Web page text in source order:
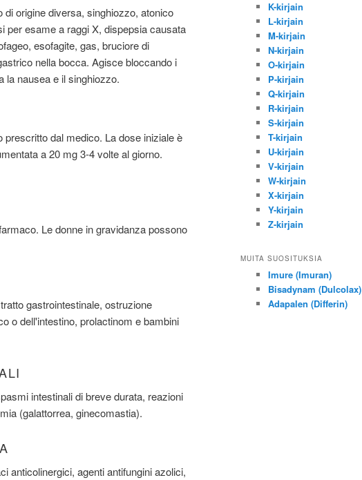
origine diversa, singhiozzo, atonico
per esame a raggi X, dispepsia causata
esofagite, gas, bruciore di
nella bocca. Agisce bloccando i
la nausea e il singhiozzo.
dal medico. La dose iniziale è
a 20 mg 3-4 volte al giorno.
Le donne in gravidanza possono
gastrointestinale, ostruzione
o dell'intestino, prolactinom e bambini
intestinali di breve durata, reazioni
(galattorrea, ginecomastia).
anticolinergici, agenti antifungini azolici,
K-kirjain
L-kirjain
M-kirjain
N-kirjain
O-kirjain
P-kirjain
Q-kirjain
R-kirjain
S-kirjain
T-kirjain
U-kirjain
V-kirjain
W-kirjain
X-kirjain
Y-kirjain
Z-kirjain
MUITA SUOSITUKSIA
Imure (Imuran)
Bisadynam (Dulcolax)
Adapalen (Differin)